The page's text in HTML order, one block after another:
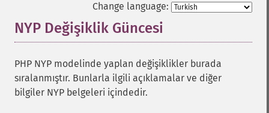
Change language:
NYP Değişiklik Güncesi
PHP NYP modelinde yaplan değişiklikler burada
sıralanmıştır. Bunlarla ilgili açıklamalar ve diğer
bilgiler NYP belgeleri içindedir.